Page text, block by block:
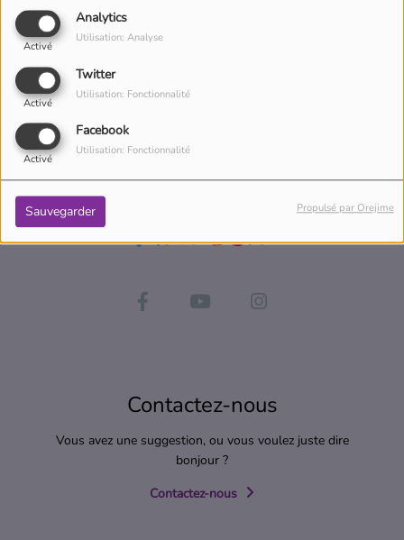
Analytics
Activé
Utilisation: Analyse
Twitter
Activé
Utilisation: Fonctionnalité
Facebook
Activé
Utilisation: Fonctionnalité
Sauvegarder Propulsé par Orejime
Apprenez à fabriquer vos objets vous-mêmes avec les tutos de
Clara « Do It Yourself ».
Contactez-nous
Vous avez une suggestion, ou vous voulez juste dire
bonjour ?
Contactez-nous